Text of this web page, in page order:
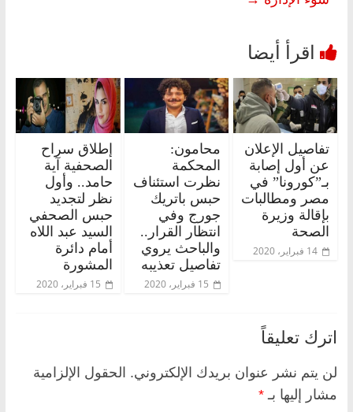
تفاصيل الإعلان
عن أول إصابة
بـ”كورونا” في
مصر ومطالبات
بإقالة وزيرة
الصحة
14 فبراير، 2020
محامون:
المحكمة
نظرت استئناف
حبس باتريك
جورج وفي
انتظار القرار..
والباحث يروي
تفاصيل تعذيبه
15 فبراير، 2020
إطلاق سراح
الصحفية آية
حامد.. وأول
نظر لتجديد
حبس الصحفي
السيد عبد اللاه
أمام دائرة
المشورة
15 فبراير، 2020
اترك تعليقاً
لن يتم نشر عنوان بريدك الإلكتروني. الحقول الإلزامية
مشار إليها بـ *